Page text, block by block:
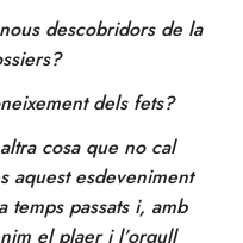
descobridors de la
dels fets?
cosa que no cal
aquest esdeveniment
temps passats i, amb
el plaer i l’orgull